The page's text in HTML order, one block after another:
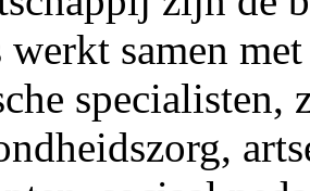
samen
specialisten,